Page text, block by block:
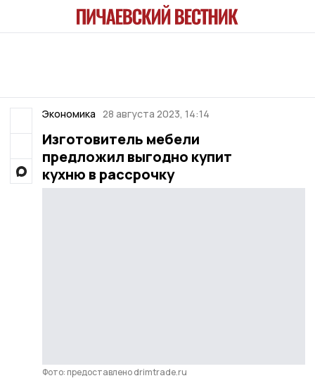
Экономика 28 августа 2023, 14:14
Изготовитель мебели
предложил выгодно купит
кухню в рассрочку
Фото: предоставлено drimtrade.ru